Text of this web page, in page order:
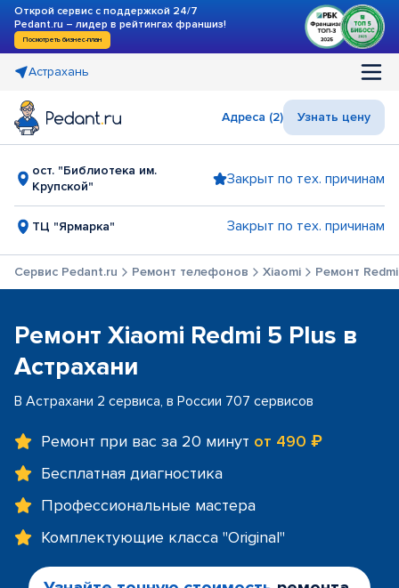
Открой сервис с поддержкой 24/7
Pedant.ru – лидер в рейтингах франшиз!
Посмотреть бизнес-план
Астрахань
Адреса (2) Узнать цену
ост. "Библиотека им.
Крупской"
Закрыт по тех. причинам
ТЦ "Ярмарка" Закрыт по тех. причинам
Сервис Pedant.ru Ремонт телефонов Xiaomi Ремонт
Ремонт Xiaomi Redmi 5 Plus в
Астрахани
В Астрахани 2 сервиса, в России 707 сервисов
Ремонт при вас за 20 минут от 490 ₽
Бесплатная диагностика
Профессиональные мастера
Комплектующие класса "Original"